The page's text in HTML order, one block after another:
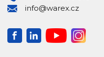
info@warex.cz